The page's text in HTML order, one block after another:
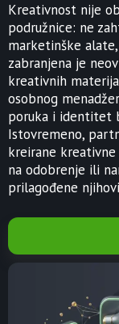
Kreativnost nije
podružnice: ne
marketinške
zabranjena je
kreativnih
osobnog
poruka i identitet
Istovremeno,
kreirane
na odobrenje ili
prilagođene